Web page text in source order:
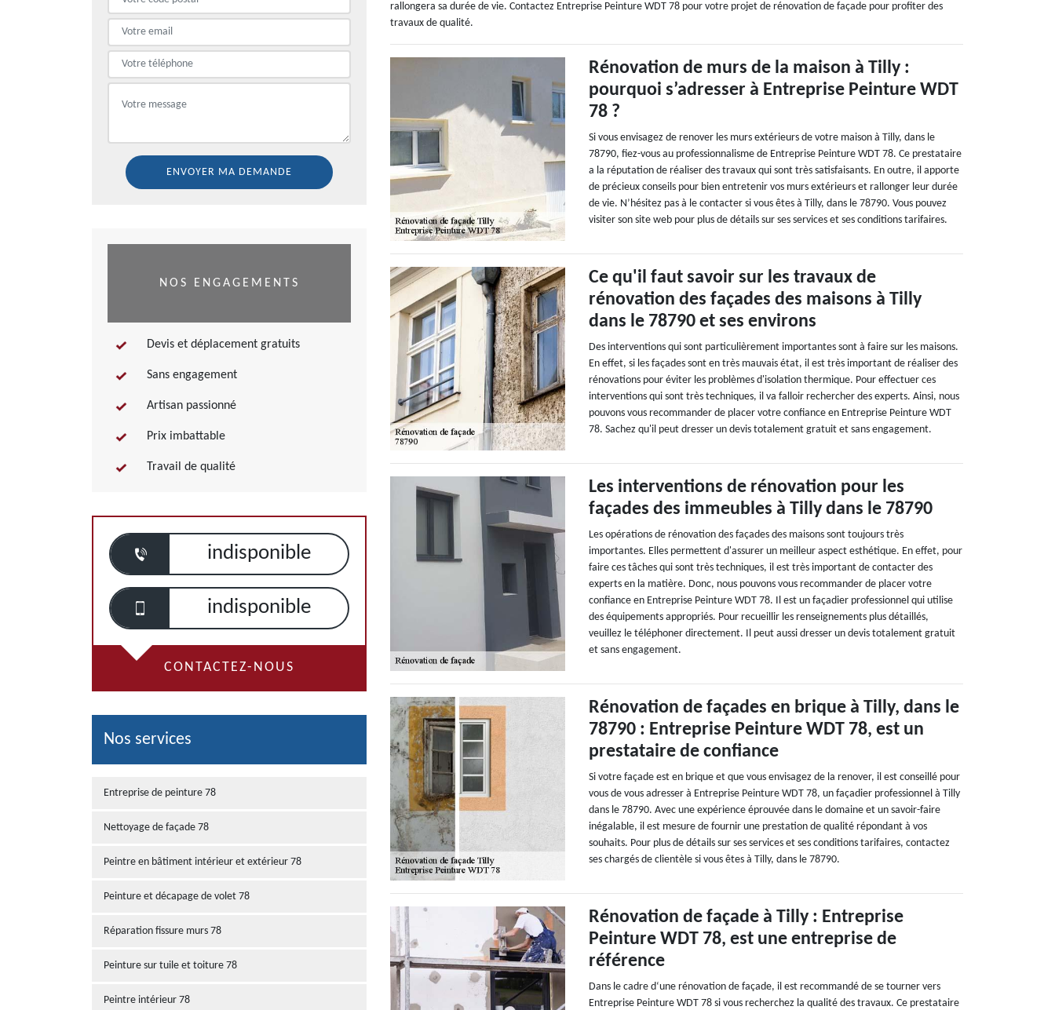
NOS ENGAGEMENTS
Devis et déplacement gratuits
Sans engagement
Artisan passionné
Prix imbattable
Travail de qualité
indisponible
indisponible
CONTACTEZ-NOUS
Nos services
Entreprise de peinture 78
Nettoyage de façade 78
Peintre en bâtiment intérieur et extérieur 78
Peinture et décapage de volet 78
Réparation fissure murs 78
Peinture sur tuile et toiture 78
Peintre intérieur 78
rallongera sa durée de vie. Contactez Entreprise Peinture WDT 78 pour votre projet de rénovation de façade pour profiter des
travaux de qualité.
Rénovation de murs de la maison à Tilly :
pourquoi s’adresser à Entreprise Peinture WDT
78 ?
Si vous envisagez de renover les murs extérieurs de votre maison à Tilly, dans le
78790, fiez-vous au professionnalisme de Entreprise Peinture WDT 78. Ce prestataire
a la réputation de réaliser des travaux qui sont très satisfaisants. En outre, il apporte
de précieux conseils pour bien entretenir vos murs extérieurs et rallonger leur durée
de vie. N’hésitez pas à le contacter si vous êtes à Tilly, dans le 78790. Vous pouvez
visiter son site web pour plus de détails sur ses services et ses conditions tarifaires.
Ce qu'il faut savoir sur les travaux de
rénovation des façades des maisons à Tilly
dans le 78790 et ses environs
Des interventions qui sont particulièrement importantes sont à faire sur les maisons.
En effet, si les façades sont en très mauvais état, il est très important de réaliser des
rénovations pour éviter les problèmes d'isolation thermique. Pour effectuer ces
interventions qui sont très techniques, il va falloir rechercher des experts. Ainsi, nous
pouvons vous recommander de placer votre confiance en Entreprise Peinture WDT
78. Sachez qu'il peut dresser un devis totalement gratuit et sans engagement.
Les interventions de rénovation pour les
façades des immeubles à Tilly dans le 78790
Les opérations de rénovation des façades des maisons sont toujours très
importantes. Elles permettent d'assurer un meilleur aspect esthétique. En effet, pour
faire ces tâches qui sont très techniques, il est très important de contacter des
experts en la matière. Donc, nous pouvons vous recommander de placer votre
confiance en Entreprise Peinture WDT 78. Il est un façadier professionnel qui utilise
des équipements appropriés. Pour recueillir les renseignements plus détaillés,
veuillez le téléphoner directement. Il peut aussi dresser un devis totalement gratuit
et sans engagement.
Rénovation de façades en brique à Tilly, dans le
78790 : Entreprise Peinture WDT 78, est un
prestataire de confiance
Si votre façade est en brique et que vous envisagez de la renover, il est conseillé pour
vous de vous adresser à Entreprise Peinture WDT 78, un façadier professionnel à Tilly
dans le 78790. Avec une expérience éprouvée dans le domaine et un savoir-faire
inégalable, il est mesure de fournir une prestation de qualité répondant à vos
souhaits. Pour plus de détails sur ses services et ses conditions tarifaires, contactez
ses chargés de clientèle si vous êtes à Tilly, dans le 78790.
Rénovation de façade à Tilly : Entreprise
Peinture WDT 78, est une entreprise de
référence
Dans le cadre d‘une rénovation de façade, il est recommandé de se tourner vers
Entreprise Peinture WDT 78 si vous recherchez la qualité des travaux. Ce prestataire